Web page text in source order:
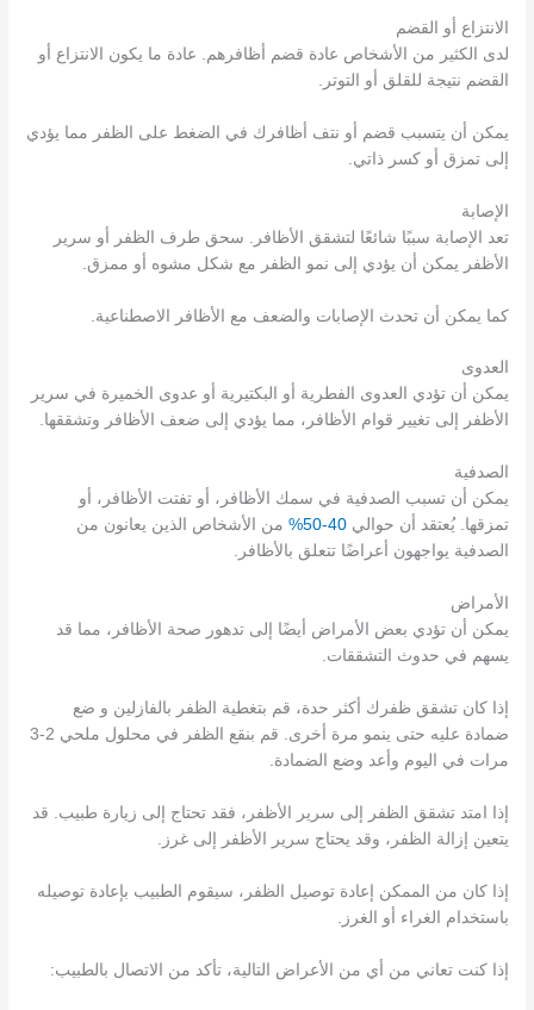
الانتزاع أو القضم
لدى الكثير من الأشخاص عادة قضم أظافرهم. عادة ما يكون الانتزاع أو
القضم نتيجة للقلق أو التوتر.
يمكن أن يتسبب قضم أو نتف أظافرك في الضغط على الظفر مما يؤدي
إلى تمزق أو كسر ذاتي.
الإصابة
تعد الإصابة سببًا شائعًا لتشقق الأظافر. سحق طرف الظفر أو سرير
الأظفر يمكن أن يؤدي إلى نمو الظفر مع شكل مشوه أو ممزق.
كما يمكن أن تحدث الإصابات والضعف مع الأظافر الاصطناعية.
العدوى
يمكن أن تؤدي العدوى الفطرية أو البكتيرية أو عدوى الخميرة في سرير
الأظفر إلى تغيير قوام الأظافر، مما يؤدي إلى ضعف الأظافر وتشققها.
الصدفية
يمكن أن تسبب الصدفية في سمك الأظافر، أو تفتت الأظافر، أو
تمزقها. يُعتقد أن حوالي40-50%
من الأشخاص الذين يعانون من
الصدفية يواجهون أعراضًا تتعلق بالأظافر.
الأمراض
يمكن أن تؤدي بعض الأمراض أيضًا إلى تدهور صحة الأظافر، مما قد
يسهم في حدوث التشققات.
إذا كان تشقق ظفرك أكثر حدة، قم بتغطية الظفر بالفازلين و ضع
ضمادة عليه حتى ينمو مرة أخرى. قم بنقع الظفر في محلول ملحي 2-3
مرات في اليوم وأعد وضع الضمادة.
إذا امتد تشقق الظفر إلى سرير الأظفر، فقد تحتاج إلى زيارة طبيب. قد
يتعين إزالة الظفر، وقد يحتاج سرير الأظفر إلى غرز.
إذا كان من الممكن إعادة توصيل الظفر، سيقوم الطبيب بإعادة توصيله
باستخدام الغراء أو الغرز.
إذا كنت تعاني من أي من الأعراض التالية، تأكد من الاتصال بالطبيب: